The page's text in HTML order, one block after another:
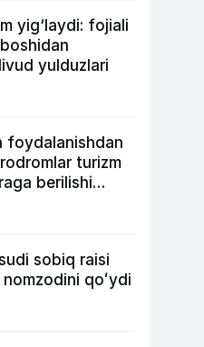
yig‘laydi: fojiali
yulduzlari
foydalanishdan
turizm
berilishi
sobiq raisi
qoʻydi